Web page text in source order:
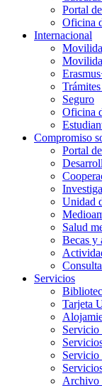
Portal
Oficina
Internacional
Seguro
Oficina
Compromiso
Portal
Unidad
Salud
Becas y
Servicios
Tarjeta
Servicio
Servicio
Archivo